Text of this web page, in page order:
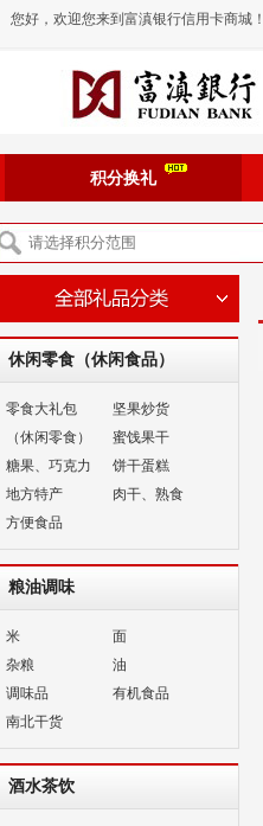
您好，欢迎您来到富滇银行信用卡商城！
积分换礼
休闲零食（休闲食品）
零食大礼包
（休闲零食）
坚果炒货
蜜饯果干
糖果、巧克力
饼干蛋糕
地方特产
肉干、熟食
方便食品
粮油调味
米
面
杂粮
油
调味品
有机食品
南北干货
酒水茶饮